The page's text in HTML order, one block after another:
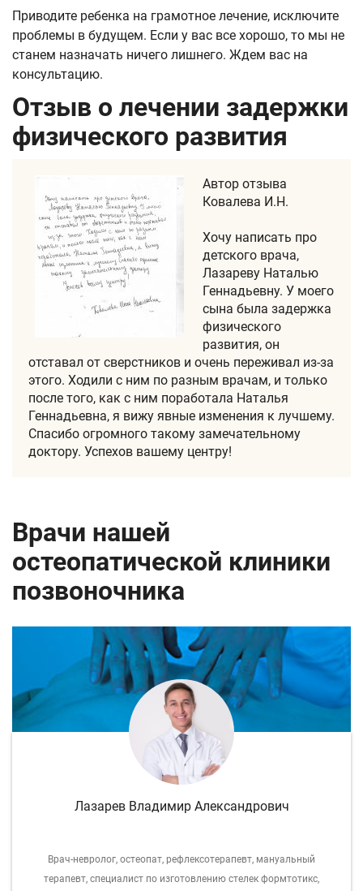
Приводите ребенка на грамотное лечение, исключите
проблемы в будущем. Если у вас все хорошо, то мы не
станем назначать ничего лишнего. Ждем вас на
консультацию.
Отзыв о лечении задержки
физического развития
Автор отзыва
Ковалева И.Н.
Хочу написать про
детского врача,
Лазареву Наталью
Геннадьевну. У моего
сына была задержка
физического
развития, он
отставал от сверстников и очень переживал из-за
этого. Ходили с ним по разным врачам, и только
после того, как с ним поработала Наталья
Геннадьевна, я вижу явные изменения к лучшему.
Спасибо огромного такому замечательному
доктору. Успехов вашему центру!
Врачи нашей
остеопатической клиники
позвоночника
Лазарев Владимир Александрович
Врач-невролог, остеопат, рефлексотерапевт, мануальный
терапевт, специалист по изготовлению стелек формтотикс,